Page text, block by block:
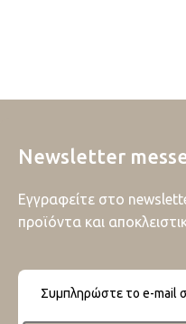
Newsletter
Εγγραφείτε στο
προϊόντα και